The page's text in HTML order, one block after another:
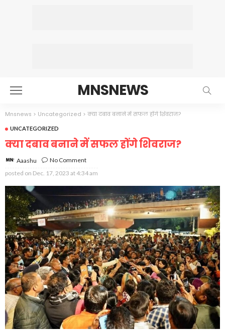
MNSNEWS
Mnsnews > Uncategorized > क्या दबाव बनाने में सफल होंगे शिवराज?
UNCATEGORIZED
क्या दबाव बनाने में सफल होंगे शिवराज?
Aaashu
No Comment
posted on Dec. 17, 2023 at 4:34 am